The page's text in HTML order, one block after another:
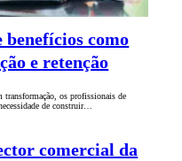
como
e retenção
transformação, os profissionais de
de construir…
comercial da